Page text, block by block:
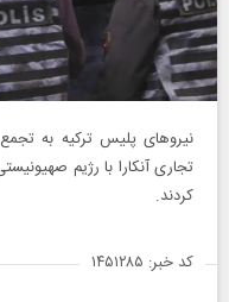
نیرو‌های پلیس ترکیه به
تجاری آنکارا با رژیم
کردند.
کد خبر: ۱۴۵۱۲۸۵